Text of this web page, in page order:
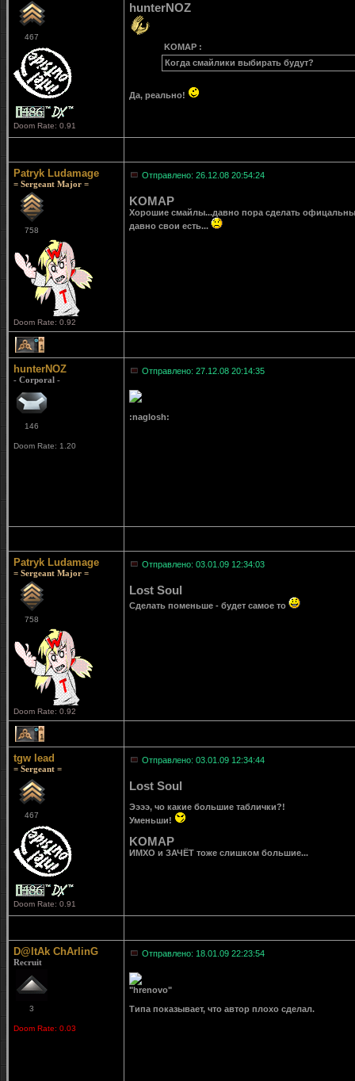
467
Doom Rate: 0.91
hunterNOZ
KOMAP :
Когда смайлики выбирать будут?
Да, реально!
Patryk Ludamage
= Sergeant Major =
758
Doom Rate: 0.92
Отправлено: 26.12.08 20:54:24
KOMAP
Хорошие смайлы...давно пора сделать
давно свои есть...
1
hunterNOZ
- Corporal -
146
Doom Rate: 1.20
Отправлено: 27.12.08 20:14:35
:naglosh:
Patryk Ludamage
= Sergeant Major =
758
Doom Rate: 0.92
Отправлено: 03.01.09 12:34:03
Lost Soul
Сделать поменьше - будет самое то
1
tgw lead
= Sergeant =
467
Doom Rate: 0.91
Отправлено: 03.01.09 12:34:44
Lost Soul
Ээээ, чо какие большие таблички?!
Уменьши!
KOMAP
ИМХО и ЗАЧЁТ тоже слишком большие...
D@ltAk ChArlinG
Recruit
3
Doom Rate: 0.03
Отправлено: 18.01.09 22:23:54
"hrenovo"
Типа показывает, что автор плохо сделал.